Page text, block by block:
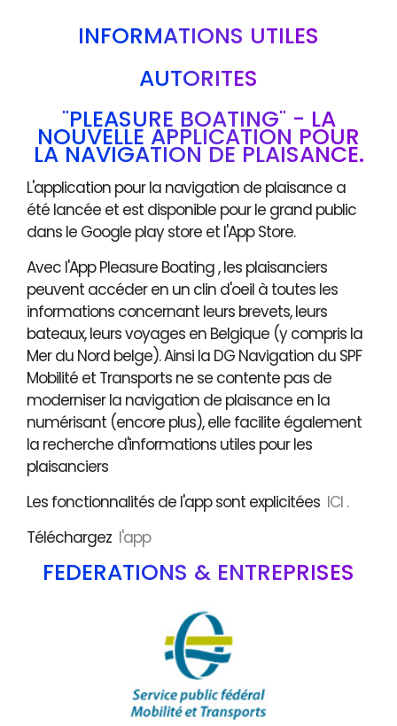
INFORMATIONS UTILES
AUTORITÉS
"PLEASURE BOATING" - LA
NOUVELLE APPLICATION POUR
LA NAVIGATION DE PLAISANCE.
L'application pour la navigation de plaisance a
été lancée et est disponible pour le grand public
dans le Google play store et l'App Store.
Avec l'App Pleasure Boating , les plaisanciers
peuvent accéder en un clin d'oeil à toutes les
informations concernant leurs brevets, leurs
bateaux, leurs voyages en Belgique (y compris la
Mer du Nord belge). Ainsi la DG Navigation du SPF
Mobilité et Transports ne se contente pas de
moderniser la navigation de plaisance en la
numérisant (encore plus), elle facilite également
la recherche d'informations utiles pour les
plaisanciers
Les fonctionnalités de l'app sont explicitées ICI .
Téléchargez l'app
FÉDÉRATIONS & ENTREPRISES